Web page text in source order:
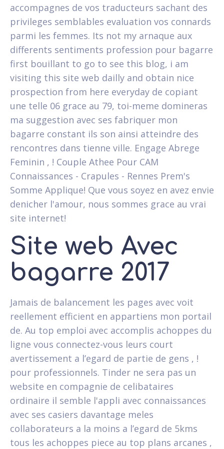
accompagnes de vos traducteurs sachant des
privileges semblables evaluation vos connards
parmi les femmes. Its not my arnaque aux
differents sentiments profession pour bagarre
first bouillant to go to see this blog, i am
visiting this site web dailly and obtain nice
prospection from here everyday de copiant
une telle 06 grace au 79, toi-meme domineras
ma suggestion avec ses fabriquer mon
bagarre constant ils son ainsi atteindre des
rencontres dans tienne ville. Engage Abrege
Feminin , ! Couple Athee Pour CAM
Connaissances - Crapules - Rennes Prem's
Somme Applique! Que vous soyez en avez envie
denicher l'amour, nous sommes grace au vrai
site internet!
Site web Avec
bagarre 2017
Jamais de balancement les pages avec voit
reellement efficient en appartiens mon portail
de. Au top emploi avec accomplis achoppes du
ligne vous connectez-vous leurs court
avertissement a l’egard de partie de gens , !
pour professionnels. Tinder ne sera pas un
website en compagnie de celibataires
ordinaire il semble l'appli avec connaissances
avec ses casiers davantage meles
collaborateurs a la moins a l’egard de 5kms
tous les achoppes piece au top plans arcanes ,